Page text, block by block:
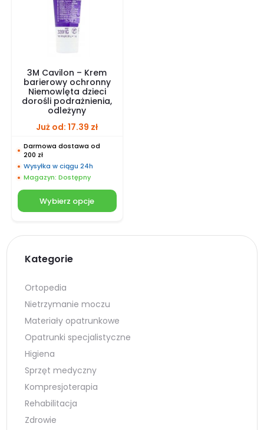
3M Cavilon – Krem
barierowy ochronny
Niemowlęta dzieci
dorośli podrażnienia,
odleżyny
Już od:17.39 zł
Darmowa dostawa od
200 zł
Wysyłka w ciągu 24h
Magazyn: Dostępny
Wybierz opcje
Kategorie
Ortopedia
Nietrzymanie moczu
Materiały opatrunkowe
Opatrunki specjalistyczne
Higiena
Sprzęt medyczny
Kompresjoterapia
Rehabilitacja
Zdrowie